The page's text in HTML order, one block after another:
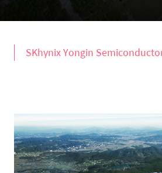
SKhynix Yongin